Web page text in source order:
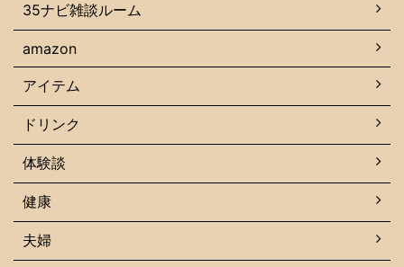
35ナビ雑談ルーム
amazon
アイテム
ドリンク
体験談
健康
夫婦